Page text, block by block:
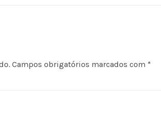
Campos obrigatórios marcados com *